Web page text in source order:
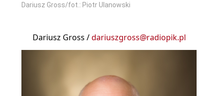
Dariusz Gross/fot.: Piotr Ulanowski
Dariusz Gross /dariuszgross@radiopik.pl